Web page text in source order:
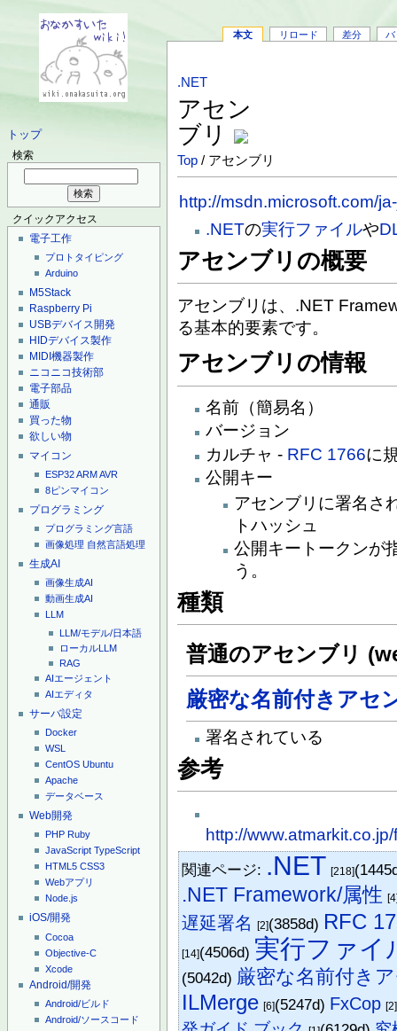
トップ
検索
クイックアクセス
電子工作
プロトタイピング
Arduino
M5Stack
Raspberry Pi
USBデバイス開発
HIDデバイス製作
MIDI機器製作
ニコニコ技術部
電子部品
通販
買った物
欲しい物
マイコン
ESP32ARMAVR
8ピンマイコン
プログラミング
プログラミング言語
画像処理 自然言語処理
生成AI
画像生成AI
動画生成AI
LLM
LLM/モデル/日本語
ローカルLLM
RAG
AIエージェント
AIエディタ
サーバ設定
Docker
WSL
CentOS Ubuntu
Apache
データベース
Web開発
PHP Ruby
JavaScript TypeScript
HTML5 CSS3
Webアプリ
Node.js
iOS/開発
Cocoa
Objective-C
Xcode
Android/開発
Android/ビルド
Android/ソースコード
本文 リロード 差分 バ
.NET
アセン
ブリ
Top / アセンブリ
http://msdn.microsoft.com/
.NETの実行ファイルや
アセンブリの概要
アセンブリは、.NET
る基本的要素です。
アセンブリの情報
名前（簡易名）
バージョン
カルチャ - RFC 1766に
公開キー
アセンブリに署名さ
トハッシュ
公開キートークンが
う。
種類
普通のアセンブリ
厳密な名前付きアセ
署名されている
参考
http://
関連ページ: .NET [218]
.NET Framework/属性
遅延署名 [2](3858d) RFC
[14](4506d) 実行ファイ
(5042d) 厳密な名前付き
ILMerge [6](5247d) FxCop [2]